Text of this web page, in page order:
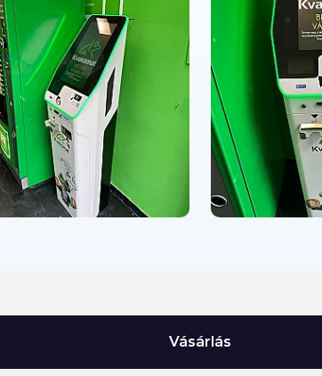
Vásárlás